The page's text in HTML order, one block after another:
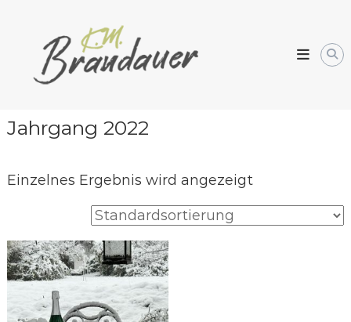
content
Kornelia
Brandauer
Jahrgang 2022
Einzelnes Ergebnis wird angezeigt